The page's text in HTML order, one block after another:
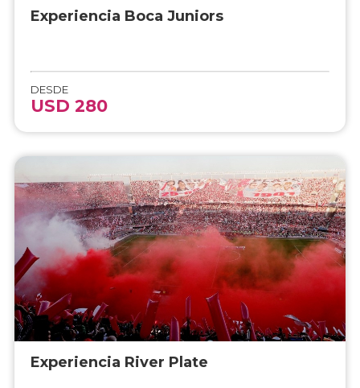
Experiencia Boca Juniors
DESDE
USD 280
Experiencia River Plate